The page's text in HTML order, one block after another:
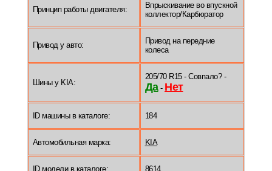
Принцип работы двигателя:
Впрыскивание во впускной
коллектор/Карбюратор
Привод у авто:
Привод на передние
колеса
Шины у KIA:
205/70 R15 - Совпало? -
Да- Нет
ID машины в каталоге: 184
Автомобильная марка: KIA
ID модели в каталоге: 8614